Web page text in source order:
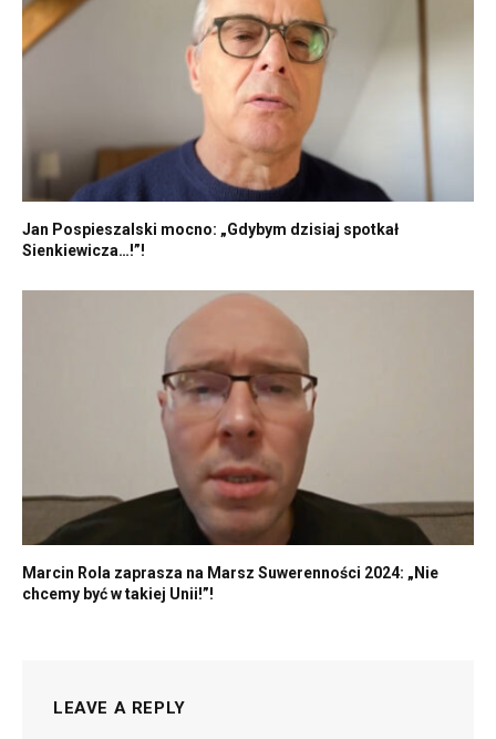
Jan Pospieszalski mocno: „Gdybym dzisiaj spotkał
Sienkiewicza…!”!
Marcin Rola zaprasza na Marsz Suwerenności 2024: „Nie
chcemy być w takiej Unii!”!
LEAVE A REPLY